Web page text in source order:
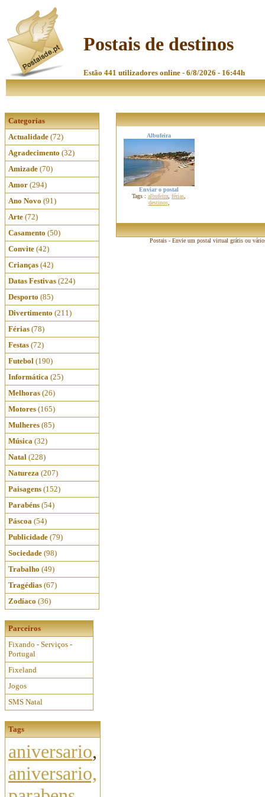
Postais de destinos
Estão 441 utilizadores online - 6/8/2026 - 16:44h
Categorias
Actualidade (72)
Agradecimento (32)
Amizade (70)
Amor (294)
Ano Novo (91)
Arte (72)
Casamento (50)
Convite (42)
Crianças (42)
Datas Festivas (224)
Desporto (85)
Divertimento (211)
Férias (78)
Festas (72)
Futebol (190)
Informática (25)
Melhoras (26)
Motores (165)
Mulheres (85)
Música (32)
Natal (228)
Natureza (207)
Paisagens (152)
Parabéns (54)
Páscoa (54)
Publicidade (79)
Sociedade (98)
Trabalho (49)
Tragédias (67)
Zodíaco (36)
Parceiros
Fixando - Serviços -
Portugal
Fixeland
Jogos
SMS Natal
Tags
aniversario,
aniversario,
Albufeira
Enviar o postal
Tags : albufeira férias
destinos,
Postais - Envie um postal virtual grátis ou